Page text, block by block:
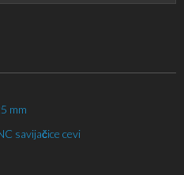
mm
savijačice cevi